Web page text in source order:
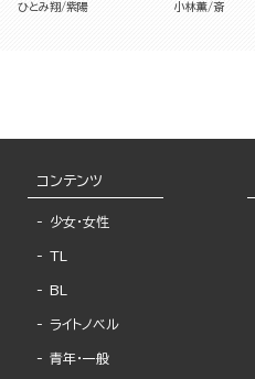
ひとみ翔 紫陽 小林薫 斎
コンテンツ
少女・女性
TL
BL
ライトノベル
青年・一般